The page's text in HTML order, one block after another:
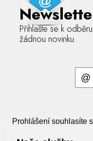
Přihlašte se k
žádnou novinku.
Prohlášení souhlasíte